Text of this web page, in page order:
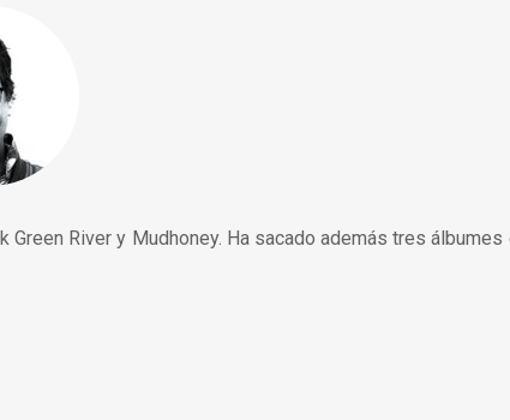
River y Mudhoney. Ha sacado además tres